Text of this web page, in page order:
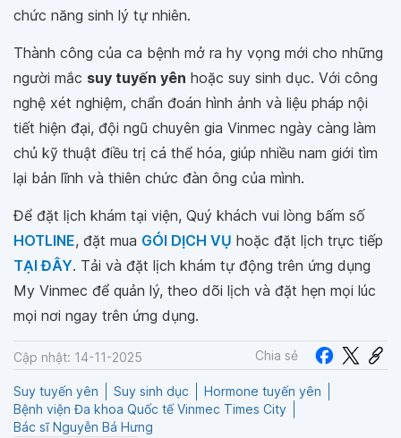
chức năng sinh lý tự nhiên.
Thành công của ca bệnh mở ra hy vọng mới cho những
người mắc suy tuyến yên hoặc suy sinh dục. Với công
nghệ xét nghiệm, chẩn đoán hình ảnh và liệu pháp nội
tiết hiện đại, đội ngũ chuyên gia Vinmec ngày càng làm
chủ kỹ thuật điều trị cá thể hóa, giúp nhiều nam giới tìm
lại bản lĩnh và thiên chức đàn ông của mình.
Để đặt lịch khám tại viện, Quý khách vui lòng bấm số
HOTLINE, đặt mua GÓI DỊCH VỤ hoặc đặt lịch trực tiếp
TẠI ĐÂY. Tải và đặt lịch khám tự động trên ứng dụng
My Vinmec để quản lý, theo dõi lịch và đặt hẹn mọi lúc
mọi nơi ngay trên ứng dụng.
Cập nhật: 14-11-2025 Chia sẻ
Suy tuyến yên Suy sinh dục
Hormone tuyến yên
Bệnh viện Đa khoa Quốc tế Vinmec Times City
Bác sĩ Nguyễn Bá Hưng